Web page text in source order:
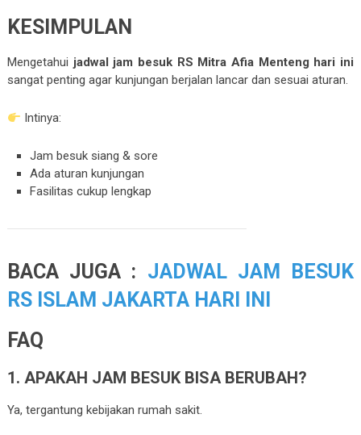
KESIMPULAN
Mengetahui jadwal jam besuk RS Mitra Afia Menteng hari ini
sangat penting agar kunjungan berjalan lancar dan sesuai aturan.
Intinya:
Jam besuk siang & sore
Ada aturan kunjungan
Fasilitas cukup lengkap
BACA JUGA : JADWAL JAM BESUK
RS ISLAM JAKARTA HARI INI
FAQ
1. APAKAH JAM BESUK BISA BERUBAH?
Ya, tergantung kebijakan rumah sakit.